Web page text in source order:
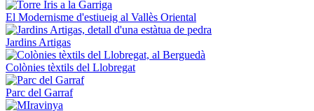
El Modernisme d'estiueig al Vallès Oriental
Jardins Artigas
Colònies tèxtils del Llobregat
Parc del Garraf